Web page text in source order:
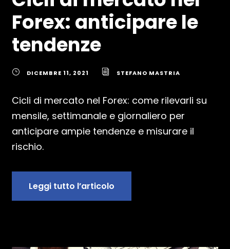
Forex: anticipare le
tendenze
DICEMBRE 11, 2021 STEFANO MASTRIA
Cicli di mercato nel Forex: come rilevarli su
mensile, settimanale e giornaliero per
anticipare ampie tendenze e misurare il
rischio.
Leggi tutto l’articolo